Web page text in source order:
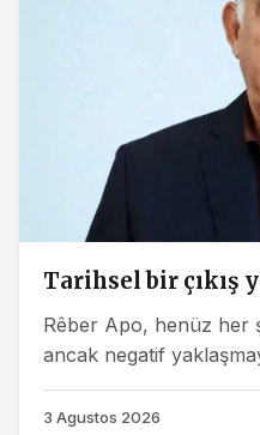
Tarihsel bir çıkış
Rêber Apo, henüz her
ancak negatif
olmadığını belirterek,
3 Agustos 2026